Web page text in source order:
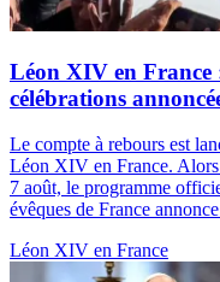
Léon XIV en France
célébrations
Le compte à rebours est
Léon XIV en France.
7 août, le programme
évêques de France
Léon XIV en France